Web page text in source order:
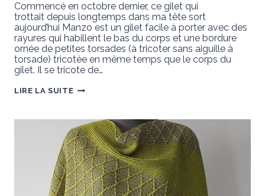
Commencé en octobre dernier, ce gilet qui
trottait depuis longtemps dans ma tête sort
aujourd’hui Manzo est un gilet facile à porter avec des
rayures qui habillent le bas du corps et une bordure
ornée de petites torsades (à tricoter sans aiguille à
torsade) tricotée en même temps que le corps du
gilet. Il se tricote de…
LIRE LA SUITEMANZO